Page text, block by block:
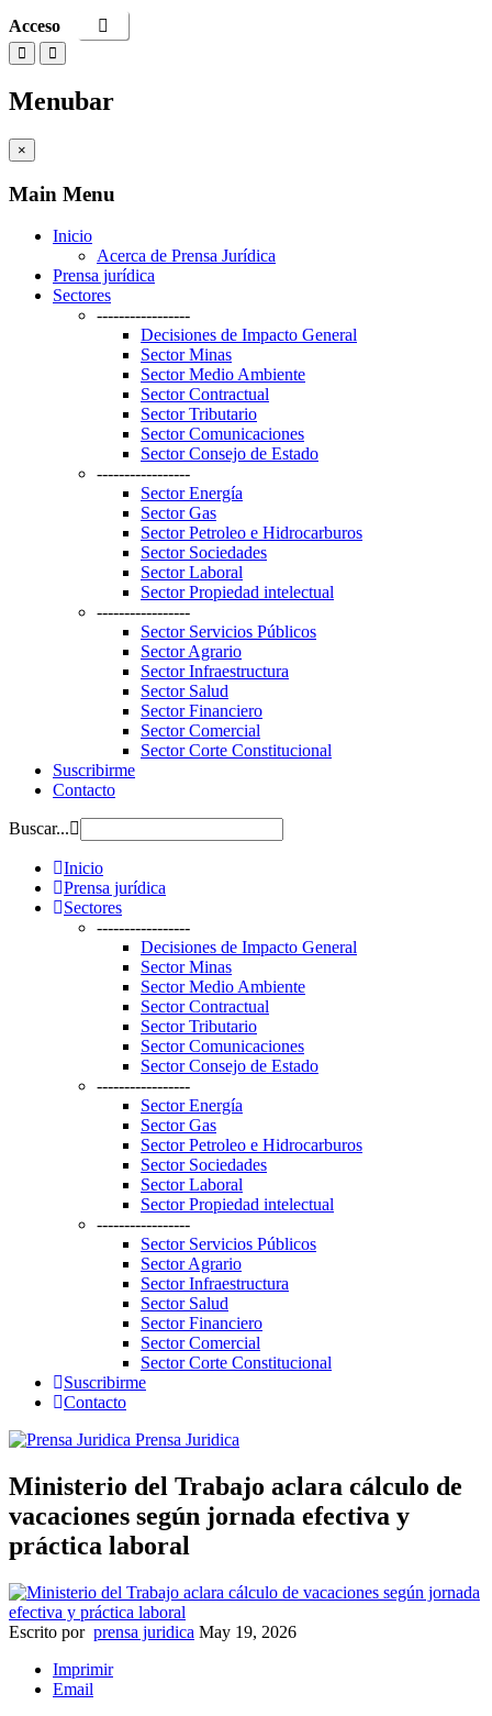
Acceso
Menubar
×
Main Menu
Inicio
Acerca de Prensa Jurídica
Prensa jurídica
Sectores
-----------------
Decisiones de Impacto General
Sector Minas
Sector Medio Ambiente
Sector Contractual
Sector Tributario
Sector Comunicaciones
Sector Consejo de Estado
-----------------
Sector Energía
Sector Gas
Sector Petroleo e Hidrocarburos
Sector Sociedades
Sector Laboral
Sector Propiedad intelectual
-----------------
Sector Servicios Públicos
Sector Agrario
Sector Infraestructura
Sector Salud
Sector Financiero
Sector Comercial
Sector Corte Constitucional
Suscribirme
Contacto
Buscar...
Inicio
Prensa jurídica
Sectores
-----------------
Decisiones de Impacto General
Sector Minas
Sector Medio Ambiente
Sector Contractual
Sector Tributario
Sector Comunicaciones
Sector Consejo de Estado
-----------------
Sector Energía
Sector Gas
Sector Petroleo e Hidrocarburos
Sector Sociedades
Sector Laboral
Sector Propiedad intelectual
-----------------
Sector Servicios Públicos
Sector Agrario
Sector Infraestructura
Sector Salud
Sector Financiero
Sector Comercial
Sector Corte Constitucional
Suscribirme
Contacto
Prensa Juridica
Ministerio del Trabajo aclara cálculo de
vacaciones según jornada efectiva y
práctica laboral
Escrito por prensa juridica May 19, 2026
Imprimir
Email